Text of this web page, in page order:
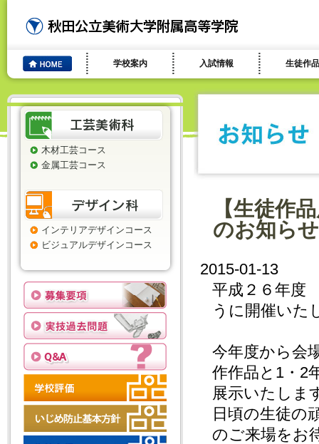
学校案内 入試情報 生徒作品
木材工芸コース
金属工芸コース
インテリアデザインコース
ビジュアルデザインコース
【生徒作
のお知らせ
2015-01-13
平成２６年度
うに開催いた
今年度から会
作作品と1・2
展示いたしま
日頃の生徒の
のご来場をお